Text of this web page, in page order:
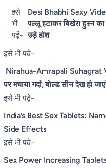
इसे
भी
पढ़ें-
Desi Bhabhi Sexy
पल्लू हटाकर बिखेरा हुस्न
उड़े होश
इसे भी पढ़ें-
Nirahua-Amrapali Suhagrat
पर मचाया गर्दा, ​बोल्ड सीन देख हो
इसे भी पढ़ें-
India’s Best Sex Tablets:
Side Effects
इसे भी पढ़ें-
Sex Power Increasing